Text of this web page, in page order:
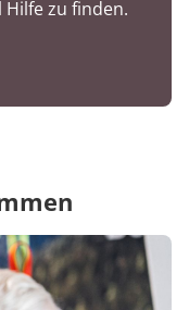
zu finden.